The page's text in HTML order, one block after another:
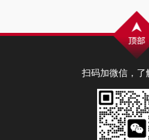
扫码加微信，了